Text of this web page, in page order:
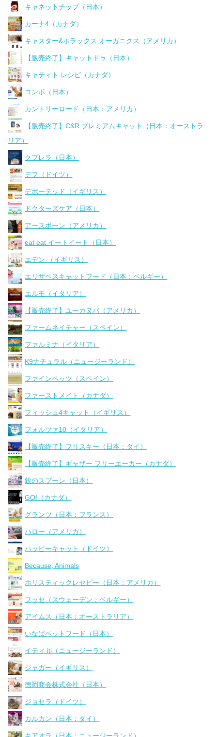
キャネットチップ（日本）
カーナ4（カナダ）
キャスター&ポラックス オーガニクス（アメリカ）
【販売終了】キャットドゥ（日本）
キャティト レシピ（カナダ）
コンボ（日本）
カントリーロード（日本：アメリカ）
【販売終了】C&R プレミアムキャット（日本：オーストラ
リア）
クプレラ（日本）
デフ（ドイツ）
デボーテッド（イギリス）
ドクターズケア（日本）
アースボーン（アメリカ）
eat eat イートイート（日本）
エデン （イギリス）
エリザベスキャットフード（日本：ベルギー）
エルモ（イタリア）
【販売終了】ユーカヌバ（アメリカ）
ファームネイチャー（スペイン）
ファルミナ（イタリア）
K9ナチュラル（ニュージーランド）
ファインペッツ（スペイン）
ファーストメイト（カナダ）
フィッシュ4キャット（イギリス）
フォルツァ10（イタリア）
【販売終了】フリスキー（日本：タイ）
【販売終了】ギャザー フリーエーカー（カナダ）
銀のスプーン（日本）
GO!（カナダ）
グランツ（日本：フランス）
ハロー（アメリカ）
ハッピーキャット（ドイツ）
Because, Animals
ホリスティックレセピー（日本：アメリカ）
フッセ（スウェーデン：ベルギー）
アイムス（日本：オーストラリア）
いなばペットフード（日本）
イティ iti（ニュージーランド）
ジャガー（イギリス）
徳岡商会株式会社（日本）
ジョセラ（ドイツ）
カルカン（日本：タイ）